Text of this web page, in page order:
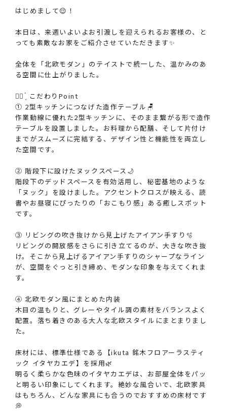
はじめまして😌！
本日は、来週いよいよお引渡しを迎えられるお客様の、と
っても素敵なお家をご紹介させていただきます✨
全体を「北欧モダン」のテイストで統一した、温かみのあ
る空間に仕上がりました。
☝🏻 ̖́ こだわりPoint
① 2型キッチンにつなげた造作テーブル🪑
作業動線に優れた2型キッチンに、そのまま繋がる形で造作
テーブルを設置しました。お料理から配膳、そして片付け
までがスムーズに完結する、デザイン性と機能性を両立し
た空間です。
② 階段下に設けたヌックスペース🌙
階段下のデッドスペースを有効活用し、秘密基地のような
「ヌック」を設けました。アクセントクロスが映える、読
書やお昼寝にぴったりの「おこもり感」ある癒しスポット
です。
③ リビングの吹き抜けから見上げたアイアン手すり🫧
リビングの開放感をさらに引き立てるのが、大きな吹き抜
け。そこから見上げるアイアン手すりのシャープなライン
が、空間をぐっと引き締め、モダンな印象を与えてくれま
す。
④ 北欧モダン風にまとめた内装
木目の温もりと、グレーやタイル調の素材をバランスよく
配置。落ち着きのある大人な北欧スタイルにまとまりまし
た。
床材には、標準仕様である【ikuta 銘木フロアーラスティ
ック イタヤカエデ】を採用🌿‬
明るく柔らかな色味のイタヤカエデは、お部屋全体をパッ
と明るい印象にしてくれます。絶妙な風合いで、北欧家具
はもちろん、どんな家具にも合うのでおすすめの床材です
💭